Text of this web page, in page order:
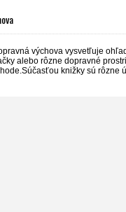
výchova vysvetľuje
alebo rôzne dopravné
knižky sú rôzne